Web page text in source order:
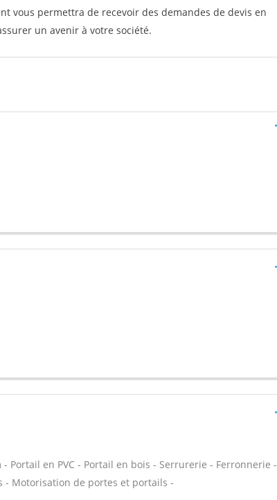
vous permettra de recevoir des demandes de devis en
un avenir à votre société.
en PVC - Portail en bois - Serrurerie - Ferronnerie -
- Motorisation de portes et portails -